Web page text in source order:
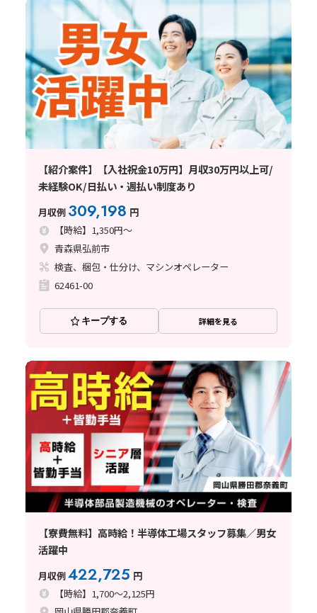
【紹介案件】【入社祝金10万円】月収30万円以上可/
未経験OK/日払い・週払い制度あり
月収例 309,198 円
【時給】1,350円～
青森県弘前市
検査、梱包・仕分け、マシンオペレーター
62461-00
キープする 詳細を見る
【寮費無料】高時給！半導体工場スタッフ募集／男女
活躍中
月収例422,725 円
【時給】1,700～2,125円